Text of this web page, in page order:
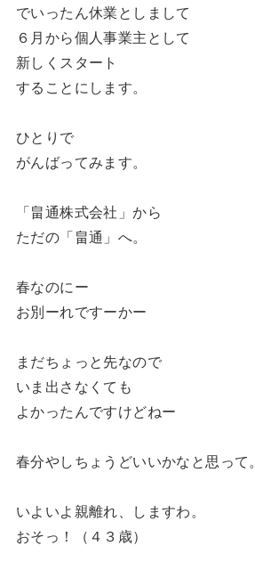
でいったん休業としまして
６月から個人事業主として
新しくスタート
することにします。
ひとりで
がんばってみます。
「畠通株式会社」から
ただの「畠通」へ。
春なのにー
お別ーれですーかー
まだちょっと先なので
いま出さなくても
よかったんですけどねー
春分やしちょうどいいかなと思って。
いよいよ親離れ、しますわ。
おそっ！（４３歳）